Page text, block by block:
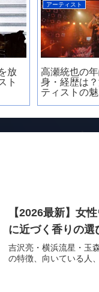
放
ト
アーティスト
高瀬統也の
身・経歴は
ティストの
【2026最新】女
に近づく香りの選
吉沢亮・横浜流星・玉
の特徴、向いている人